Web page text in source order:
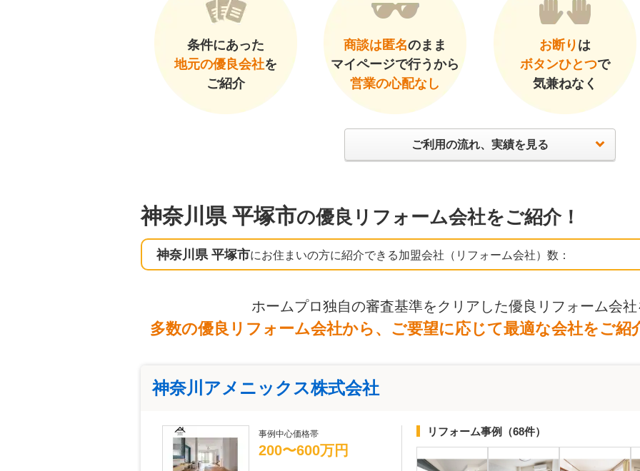
条件にあった
地元の優良会社を
ご紹介
商談は匿名のまま
マイページで行うから
営業の心配なし
お断り は
ボタンひとつで
気兼ねなく
ご利用の流れ、実績を見る
神奈川県 平塚市の優良リフォーム会社をご紹介！
神奈川県 平塚市にお住まいの方に紹介できる加盟会社（リフォーム会社）数：
ホームプロ独自の審査基準をクリアした優良リフォーム会社
多数の優良リフォーム会社から、ご要望に応じて最適な会社をご紹
神奈川アメニックス株式会社
事例中心価格帯
200〜600万円
リフォーム事例 （68件）